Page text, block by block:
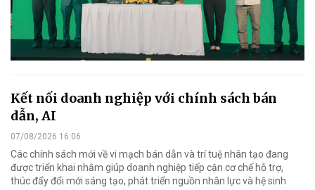
Kết nối doanh nghiệp với chính sách bán
dẫn, AI
07/08/2026 16:06
Các chính sách mới về vi mạch bán dẫn và trí tuệ nhân tạo đang
được triển khai nhằm giúp doanh nghiệp tiếp cận cơ chế hỗ trợ,
thúc đẩy đổi mới sáng tạo, phát triển nguồn nhân lực và hệ sinh